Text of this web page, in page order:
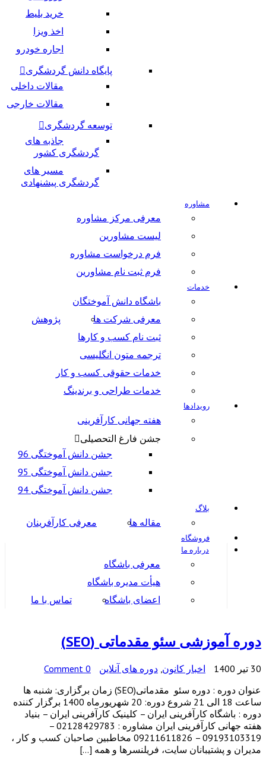
خرید بلیط
اخذ ویزا
اجاره خودرو
پایگاه دانش گردشگری
مقالات داخلی
مقالات خارجی
توسعه گردشگری
جاذبه های
گردشگری کشور
مسیر های
گردشگری پیشنهادی
مشاوره
معرفی مرکز مشاوره
لیست مشاورین
فرم درخواست مشاوره
فرم ثبت نام مشاورین
خدمات
باشگاه دانش آموختگان
معرفی شرکت ها
پژوهش
ثبت نام کسب و کارها
ترجمه متون انگلیسی
خدمات حقوقی کسب و کار
خدمات طراحی و برندینگ
رویدادها
هفته جهانی کارآفرینی
جشن فارغ التحصیلی
جشن دانش آموختگی 96
جشن دانش آموختگی 95
جشن دانش آموختگی 94
بلاگ
مقاله ها معرفی کارآفرینان
فروشگاه
درباره ما
معرفی باشگاه
هیأت مدیره باشگاه
اعضای باشگاه
تماس با ما
دوره آموزشی سئو مقدماتی (SEO)
30 تیر 1400 اخبار کانون دوره های آنلاین
0 Comment
عنوان دوره : دوره سئو مقدماتی(SEO) زمان برگزاری: شنبه ها
ساعت 18 الی 21 شروع دوره: 20 شهریورماه 1400 برگزار کننده
دوره : باشگاه کارآفرینی ایران – کلینیک کارآفرینی ایران – بنیاد
هفته جهانی کارآفرینی ایران مشاوره : 02128429783 –
09193103319 – 09211611826 مخاطبین صاحبان کسب و کار ،
مدیران و پشتیبانان سایت، فریلنسرها و همه […]